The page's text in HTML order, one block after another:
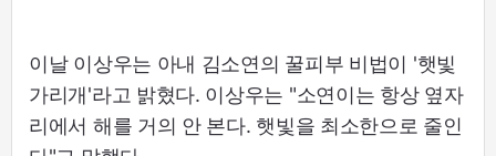
이날 이상우는 아내 김소연의 꿀피부 비법이 '햇빛
가리개'라고 밝혔다. 이상우는 "소연이는 항상 옆자
리에서 해를 거의 안 본다. 햇빛을 최소한으로 줄인